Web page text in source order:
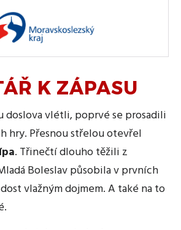
K ZÁPASU
doslova vlétli, poprvé se prosadili
hry. Přesnou střelou otevřel
. Třinečtí dlouho těžili z
Boleslav působila v prvních
vlažným dojmem. A také na to